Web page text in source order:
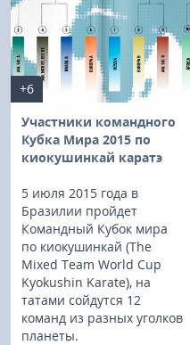
+6
Участники командного
Кубка Мира 2015 по
киокушинкай каратэ
5 июля 2015 года в
Бразилии пройдет
Командный Кубок мира
по киокушинкай (The
Mixed Team World Cup
Kyokushin Karate), на
татами сойдутся 12
команд из разных уголков
планеты.